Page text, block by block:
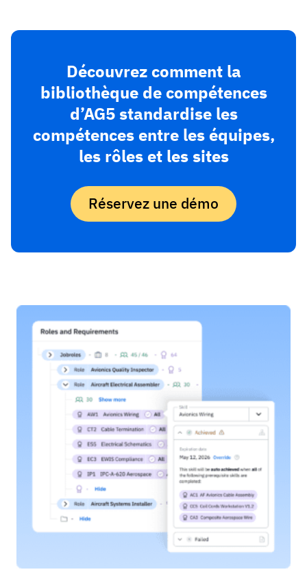
Découvrez comment la
bibliothèque de compétences
d’AG5 standardise les
compétences entre les équipes,
les rôles et les sites
Réservez une démo